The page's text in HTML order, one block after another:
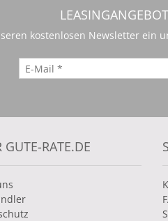
kostenlosen Newsletter ein
GUTE-RATE.DE